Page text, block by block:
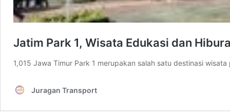
Jatim Park 1, Wisata Edukasi dan
1,015 Jawa Timur Park 1 merupakan salah satu destinasi
Juragan Transport